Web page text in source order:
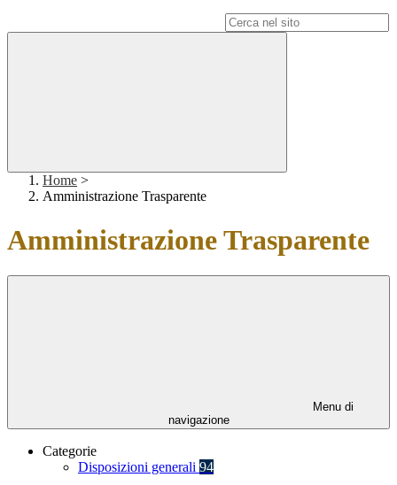
Home >
Amministrazione Trasparente
Amministrazione Trasparente
Menu di
navigazione
Categorie
Disposizioni generali 94